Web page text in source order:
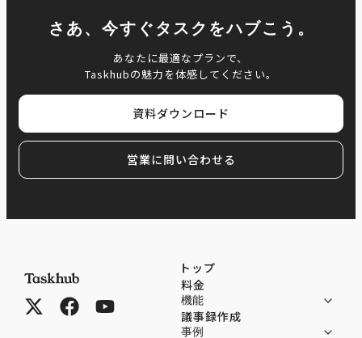
さあ、今すぐタスクをハブこう。
あなたに最適なプランで、
Taskhubの魅力を体感してください。
資料ダウンロード
営業に問い合わせる
トップ
料金
機能
議事録作成
事例